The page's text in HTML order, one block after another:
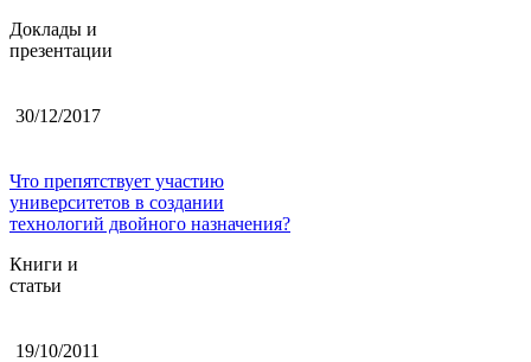
Доклады и
презентации
30/12/2017
Что препятствует участию
университетов в создании
технологий двойного назначения?
Книги и
статьи
19/10/2011